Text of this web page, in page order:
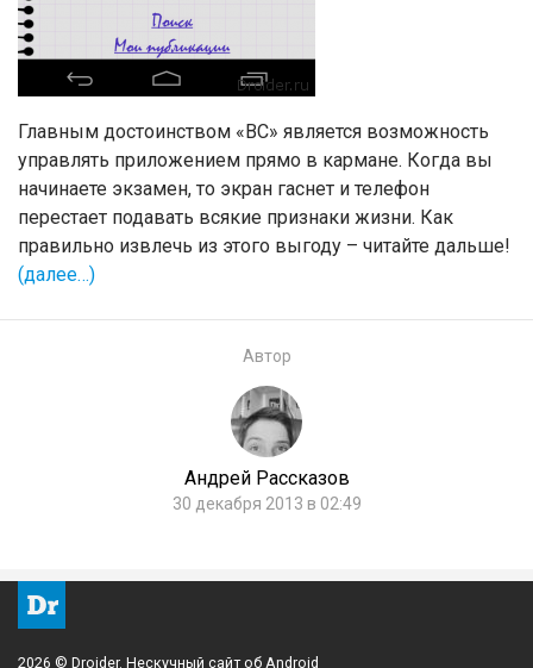
Главным достоинством «ВС» является возможность
управлять приложением прямо в кармане. Когда вы
начинаете экзамен, то экран гаснет и телефон
перестает подавать всякие признаки жизни. Как
правильно извлечь из этого выгоду – читайте дальше!
(далее…)
Автор
Андрей Рассказов
30 декабря 2013 в 02:49
2026 © Droider. Нескучный сайт об Android